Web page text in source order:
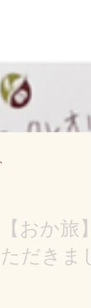
おか旅】
だきまし